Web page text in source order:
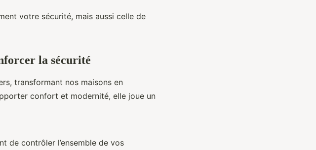
votre sécurité, mais aussi celle de
la sécurité
transformant nos maisons en
confort et modernité, elle joue un
de contrôler l’ensemble de vos